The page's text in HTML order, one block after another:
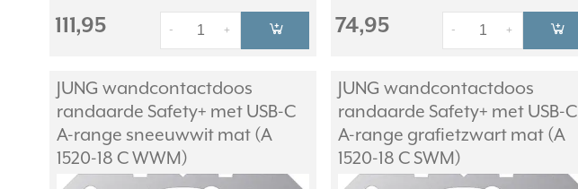
111,95 +
- 74,95 +
-
JUNG wandcontactdoos
randaarde Safety+ met USB-C
A-range sneeuwwit mat (A
1520-18 C WWM)
JUNG wandcontactdoos
randaarde Safety+ met USB-C
A-range grafietzwart mat (A
1520-18 C SWM)